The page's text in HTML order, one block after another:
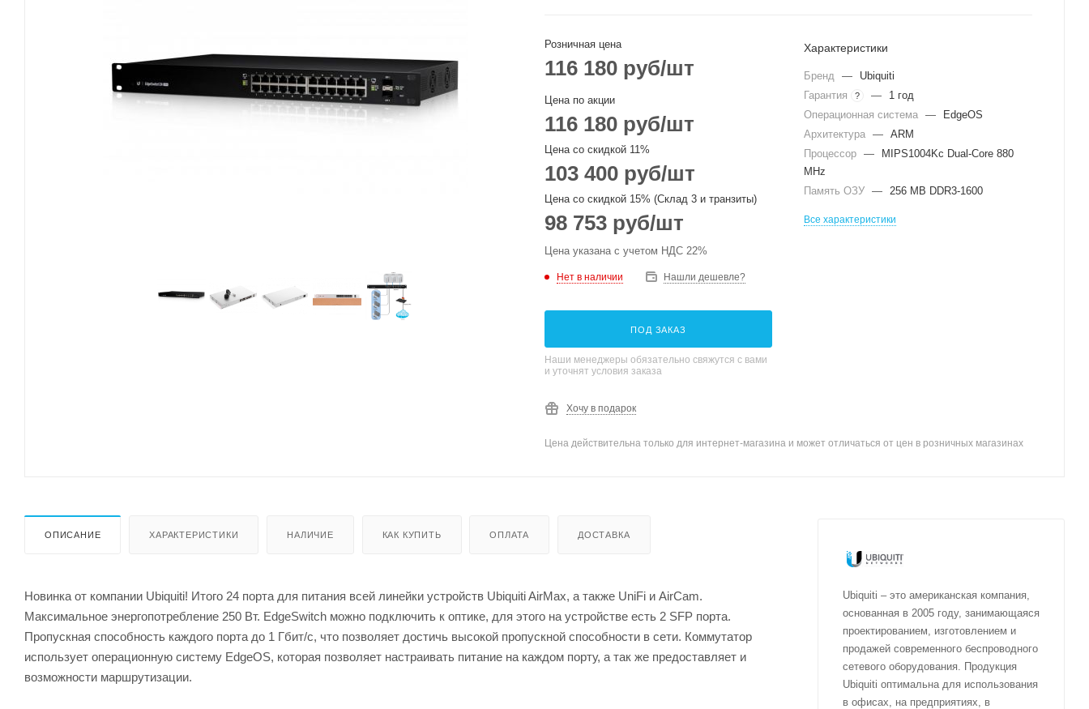
Розничная цена
116 180 руб/шт
Цена по акции
116 180 руб/шт
Цена со скидкой 11%
103 400 руб/шт
Цена со скидкой 15% (Склад 3 и транзиты)
98 753 руб/шт
Цена указана с учетом НДС 22%
Нет в наличии Нашли дешевле?
ПОД ЗАКАЗ
Наши менеджеры обязательно свяжутся с вами
и уточнят условия заказа
Хочу в подарок
Характеристики
Бренд —
Ubiquiti
Гарантия
? —
1 год
Операционная система —
EdgeOS
Архитектура — ARM
Процессор —
MIPS1004Kc Dual-Core 880
MHz
Память ОЗУ — 256 MB DDR3-1600
Все характеристики
Цена действительна только для интернет-магазина и может отличаться от цен в розничных магазинах
ОПИСАНИЕ ХАРАКТЕРИСТИКИ НАЛИЧИЕ КАК КУПИТЬ ОПЛАТА ДОСТАВКА
Новинка от компании Ubiquiti! Итого 24 порта для питания всей линейки устройств Ubiquiti AirMax, а также UniFi и AirCam.
Максимальное энергопотребление 250 Вт. EdgeSwitch можно подключить к оптике, для этого на устройстве есть 2 SFP порта.
Пропускная способность каждого порта до 1 Гбит/с, что позволяет достичь высокой пропускной способности в сети. Коммутатор
использует операционную систему EdgeOS, которая позволяет настраивать питание на каждом порту, а так же предоставляет и
возможности маршрутизации.
Ubiquiti – это американская компания,
основанная в 2005 году, занимающаяся
проектированием, изготовлением и
продажей современного беспроводного
сетевого оборудования. Продукция
Ubiquiti оптимальна для использования
в офисах, на предприятиях, в